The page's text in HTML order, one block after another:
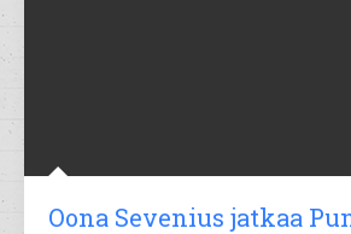
Oona Sevenius jatkaa